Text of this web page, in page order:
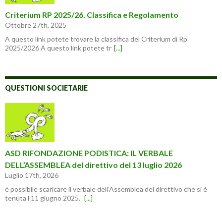
Criterium RP 2025/26. Classifica e Regolamento
Ottobre 27th, 2025
A questo link potete trovare la classifica del Criterium di Rp
2025/2026 A questo link potete tr [...]
QUESTIONI SOCIETARIE
ASD RIFONDAZIONE PODISTICA: IL VERBALE
DELL’ASSEMBLEA del direttivo del 13 luglio 2026
Luglio 17th, 2026
è possibile scaricare il verbale dell’Assemblea del direttivo che si è
tenuta l’11 giugno 2025. [...]